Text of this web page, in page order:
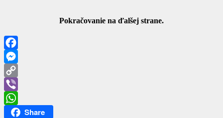
Pokračovanie na ďalšej strane.
Facebook
Messenger
Copy
Link
Viber
WhatsApp
Share